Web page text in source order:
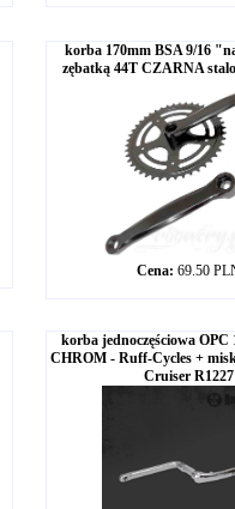
korba 170mm BSA 9/16
zębatką 44T CZARNA
Cena: 69.50
korba jednoczęściowa OPC
CHROM - Ruff-Cycles +
Cruiser R1227